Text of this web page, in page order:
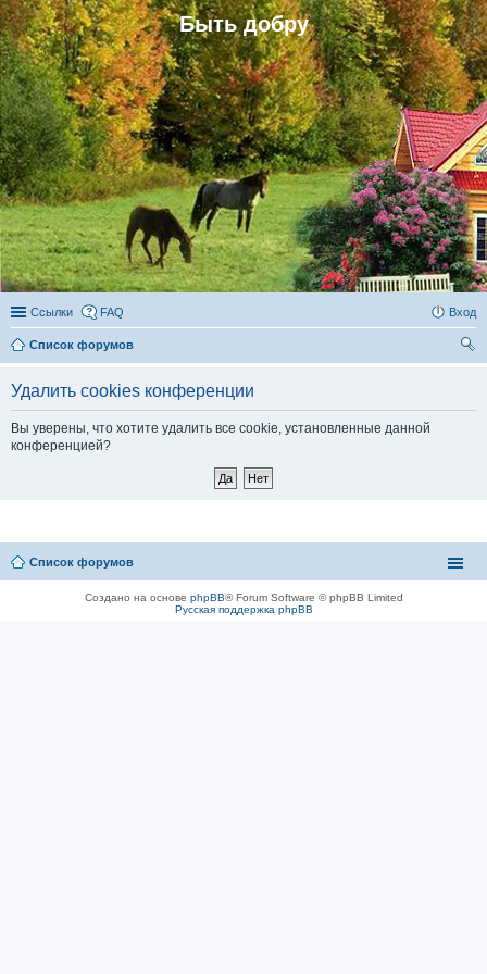
Быть добру
Ссылки FAQ Вход
Список форумов
Удалить cookies конференции
Вы уверены, что хотите удалить все cookie, установленные данной
конференцией?
Список форумов
Создано на основе phpBB® Forum Software © phpBB Limited
Русская поддержка phpBB